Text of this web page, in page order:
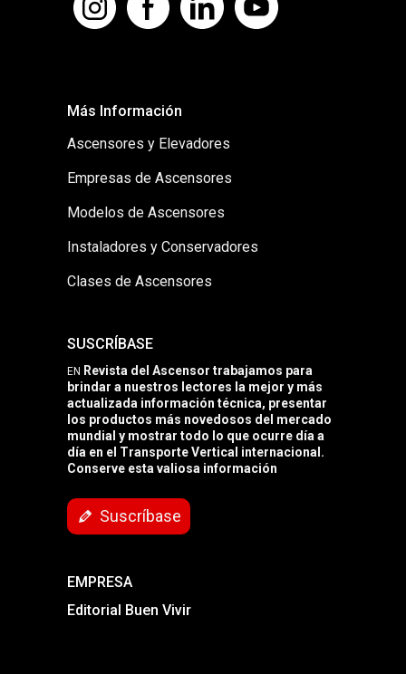
Más Información
Ascensores y Elevadores
Empresas de Ascensores
Modelos de Ascensores
Instaladores y Conservadores
Clases de Ascensores
SUSCRÍBASE
EN Revista del Ascensor trabajamos para
brindar a nuestros lectores la mejor y más
actualizada información técnica, presentar
los productos más novedosos del mercado
mundial y mostrar todo lo que ocurre día a
día en el Transporte Vertical internacional.
Conserve esta valiosa información
Suscríbase
EMPRESA
Editorial Buen Vivir